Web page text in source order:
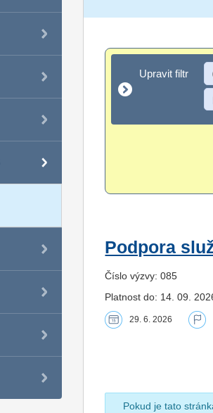
Upravit filtr
Upravit filtr
Podpora
Číslo výzvy: 085
Platnost do: 14. 09.
29. 6. 2026
Pokud je tato